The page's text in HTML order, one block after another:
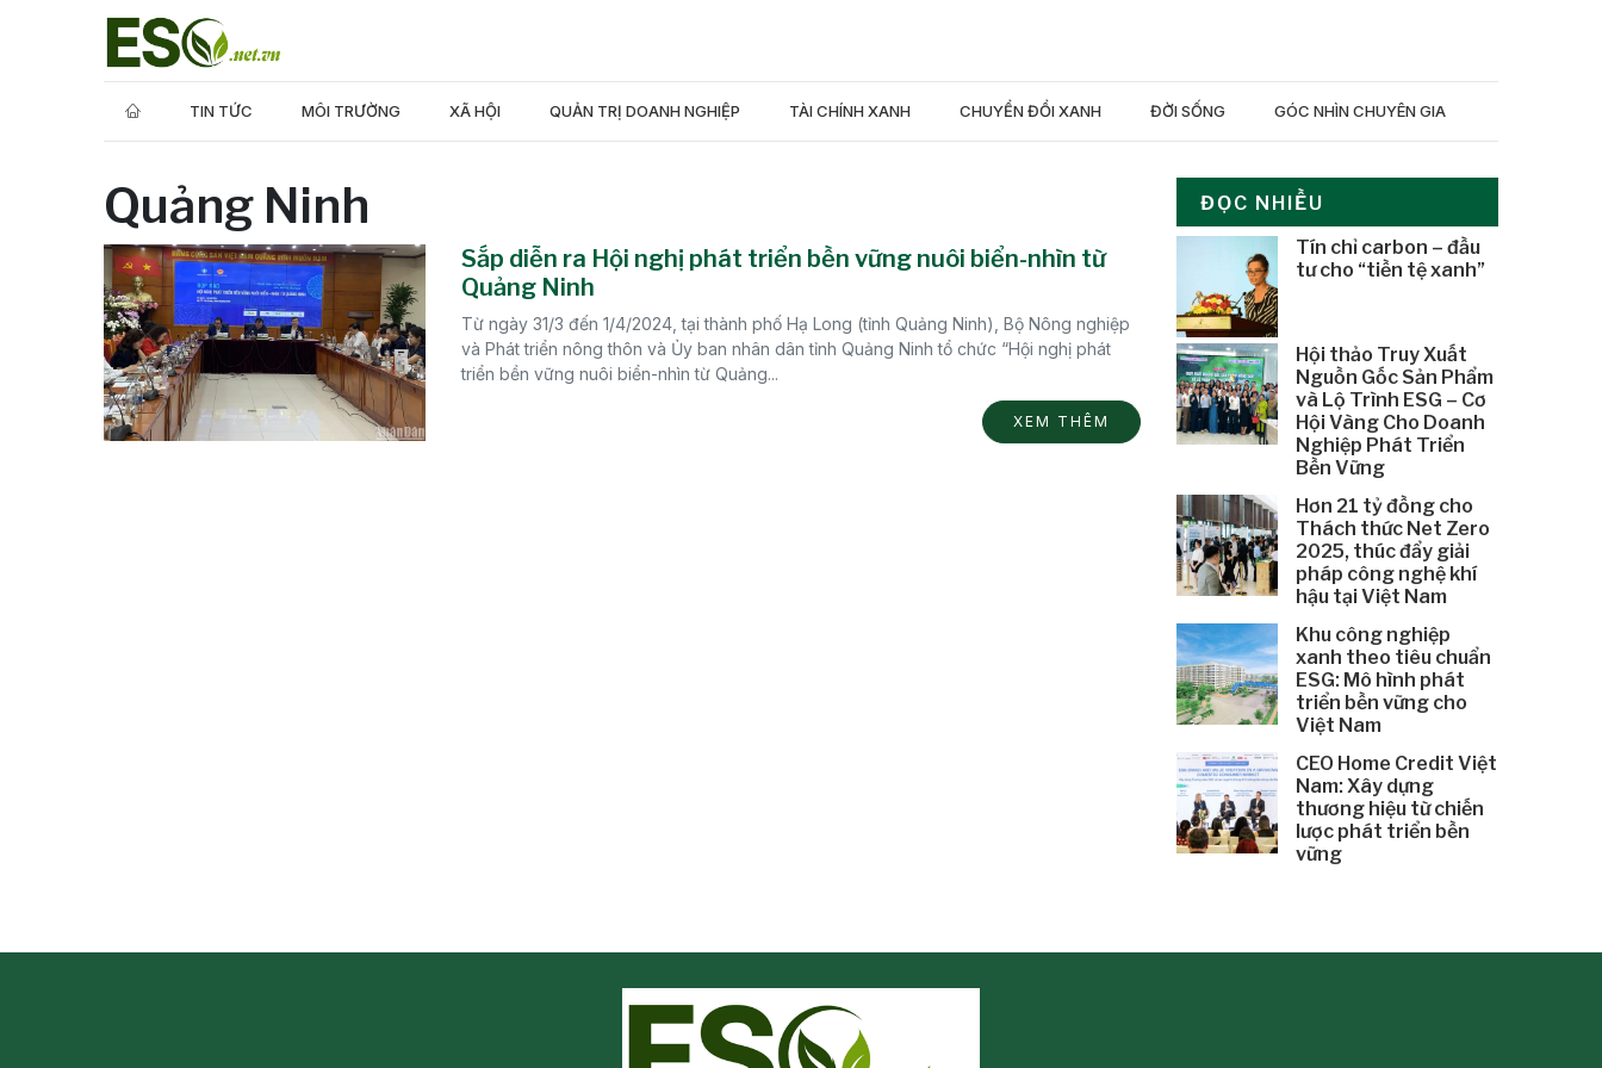
TIN TỨC MÔI TRƯỜNG XÃ HỘI QUẢN TRỊ DOANH NGHIỆP TÀI CHÍNH XANH CHUYỂN ĐỔI XANH ĐỜI SỐNG GÓC NHÌN CHUYÊN GIA
Quảng Ninh
Sắp diễn ra Hội nghị phát triển bền vững nuôi biển-nhìn từ
Quảng Ninh
Từ ngày 31/3 đến 1/4/2024, tại thành phố Hạ Long (tỉnh Quảng Ninh), Bộ Nông nghiệp
và Phát triển nông thôn và Ủy ban nhân dân tỉnh Quảng Ninh tổ chức “Hội nghị phát
triển bền vững nuôi biển-nhìn từ Quảng...
XEM THÊM
ĐỌC NHIỀU
Tín chỉ carbon – đầu
tư cho “tiền tệ xanh”
Hội thảo Truy Xuất
Nguồn Gốc Sản Phẩm
và Lộ Trình ESG – Cơ
Hội Vàng Cho Doanh
Nghiệp Phát Triển
Bền Vững
Hơn 21 tỷ đồng cho
Thách thức Net Zero
2025, thúc đẩy giải
pháp công nghệ khí
hậu tại Việt Nam
Khu công nghiệp
xanh theo tiêu chuẩn
ESG: Mô hình phát
triển bền vững cho
Việt Nam
CEO Home Credit Việt
Nam: Xây dựng
thương hiệu từ chiến
lược phát triển bền
vững